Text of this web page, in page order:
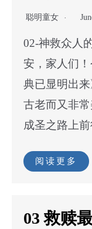
聪明童女
02-神救众人
安，家人们
典已显明出
古老而又非
成圣之路上
阅读更多
03 救赎